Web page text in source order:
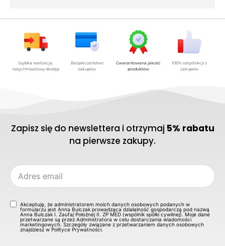
Szybka realizacja,
natychmiastowy dostęp
Bezpieczeństwo
zakupów
Gwarantowana jakość
produktów
100% satysfakcji z
zakupów
Zapisz się do newslettera i otrzymaj 5% rabatu
na pierwsze zakupy.
Akceptuję, że administratorem moich danych osobowych podanych w
formularzu jest Anna Bulczak prowadząca działalność gospodarczą pod nazwą
Anna Bulczak I. Zaufaj Położnej II. ZP MED (wspólnik spółki cywilnej). Moje dane
przetwarzane są przez Administratora w celu dostarczania wiadomości
marketingowych. Szczegóły związane z przetwarzaniem danych osobowych
znajdziesz w Polityce Prywatności.